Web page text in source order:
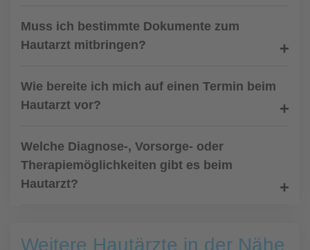
Muss ich bestimmte Dokumente zum
Hautarzt mitbringen?
Wie bereite ich mich auf einen Termin beim
Hautarzt vor?
Welche Diagnose-, Vorsorge- oder
Therapiemöglichkeiten gibt es beim
Hautarzt?
Weitere Hautärzte in der Nähe